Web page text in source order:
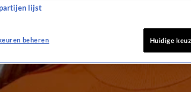
lijst
beheren Huidige